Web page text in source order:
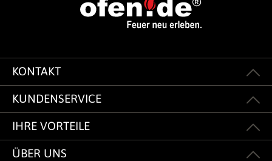
KONTAKT
KUNDENSERVICE
IHRE VORTEILE
ÜBER UNS